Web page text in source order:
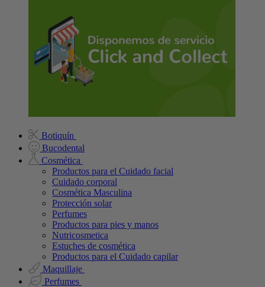
Botiquín
Bucodental
Cosmética
Productos para el Cuidado facial
Cuidado corporal
Cosmética Masculina
Protección solar
Perfumes
Productos para pies y manos
Nutricosmetica
Estuches de cosmética
Productos para el Cuidado capilar
Maquillaje
Perfumes